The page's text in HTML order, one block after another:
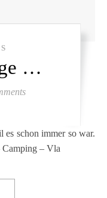
…
schon immer so war.
Camping – Vla